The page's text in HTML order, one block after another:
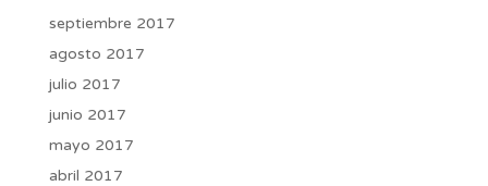
septiembre 2017
agosto 2017
julio 2017
junio 2017
mayo 2017
abril 2017